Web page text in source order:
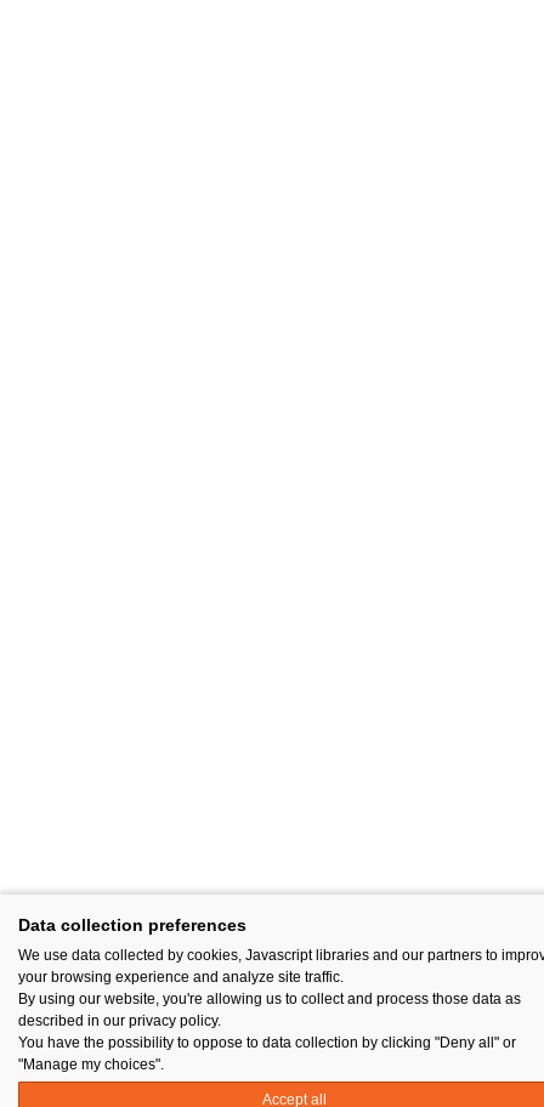
Data collection preferences
We use data collected by cookies, Javascript libraries and our partners to
your browsing experience and analyze site traffic.
By using our website, you're allowing us to collect and process those data as
described in our privacy policy.
You have the possibility to oppose to data collection by clicking "Deny all" or
"Manage my choices".
Accept all